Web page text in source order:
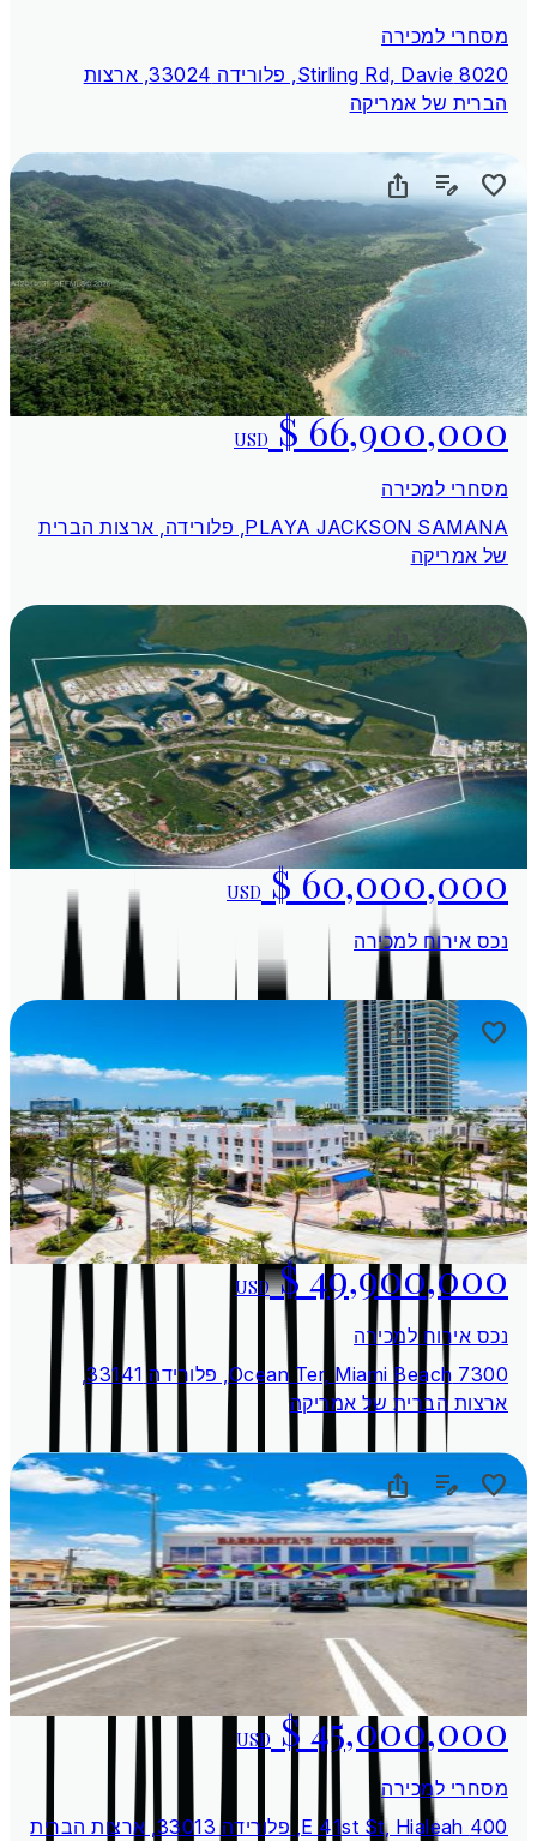
מסחרי למכירה
8020 Stirling Rd, Davie, פלורידה 33024, ארצות
הברית של אמריקה
USD
מסחרי למכירה
PLAYA JACKSON SAMANA, פלורידה, ארצות הברית
של אמריקה
USD
נכס אירוח למכירה
USD
נכס אירוח למכירה
7300 Ocean Ter, Miami Beach, פלורידה 33141,
ארצות הברית של אמריקה
USD
מסחרי למכירה
400 E 41st St, Hialeah, פלורידה 33013, ארצות הברית